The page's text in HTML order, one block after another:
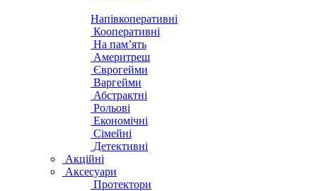
Напівкоперативні
Кооперативні
На пам’ять
Америтреш
Єврогейми
Варгейми
Абстрактні
Рольові
Економічні
Сімейні
Детективні
Акційні
Аксесуари
Протектори